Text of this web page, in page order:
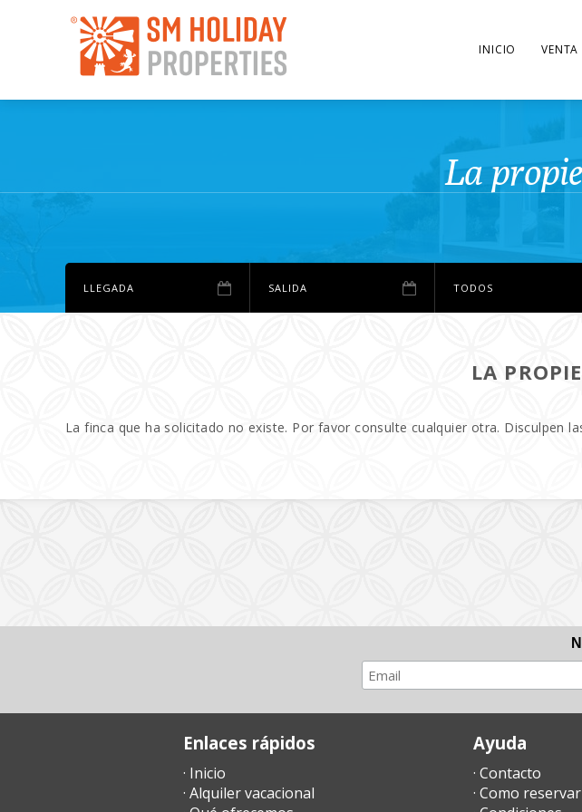
INICIO VENTA
La
TODOS
LA
La finca que ha solicitado no existe. Por favor consulte cualquier otra. Disculpen
Enlaces rápidos
· Inicio
· Alquiler vacacional
Ayuda
· Contacto
· Como reservar